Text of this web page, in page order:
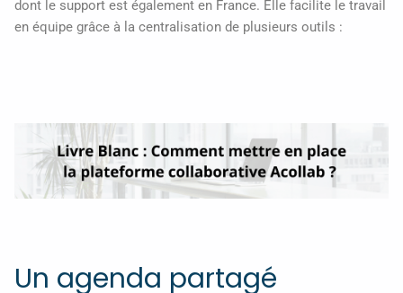
dont le support est également en France. Elle facilite le travail
en équipe grâce à la centralisation de plusieurs outils :
Un agenda partagé